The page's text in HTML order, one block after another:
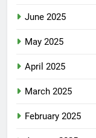
June 2025
May 2025
April 2025
March 2025
February 2025